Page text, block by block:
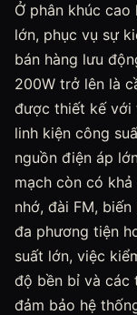
Ở phân khúc
lớn, phục vụ sự
bán hàng lưu
200W trở lên là
được thiết kế với
linh kiện công
nguồn điện áp
mạch còn có
nhớ, đài FM,
đa phương tiện
suất lớn, việc
độ bền bỉ và các
đảm bảo hệ